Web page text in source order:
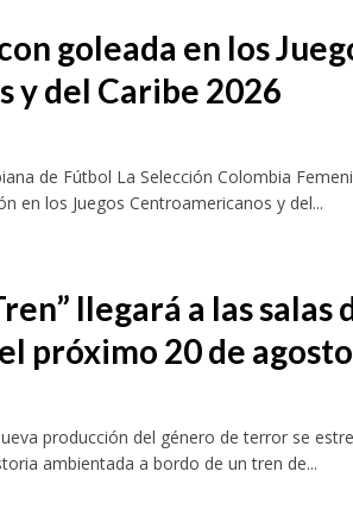
atención del sector empresarial con el inicio de
goleada en los
y del Caribe 2026
de Fútbol La Selección Colombia
en los Juegos Centroamericanos y del...
llegará a las salas
próximo 20 de agosto
producción del género de terror se
ambientada a bordo de un tren de...